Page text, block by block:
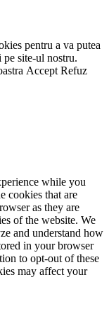
pentru a va putea
site-ul nostru.
Accept Refuz
while you
cookies that are
as they are
of the website. We
and understand how
in your browser
to opt-out of these
may affect your